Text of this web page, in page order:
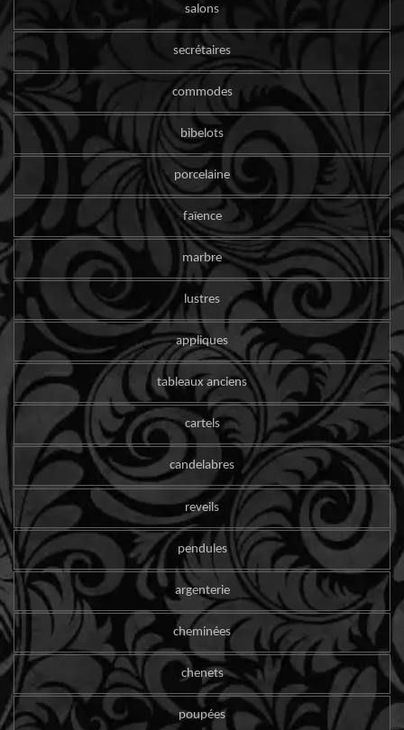
salons
secrétaires
commodes
bibelots
porcelaine
faïence
marbre
lustres
appliques
tableaux anciens
cartels
candelabres
reveils
pendules
argenterie
cheminées
chenets
poupées